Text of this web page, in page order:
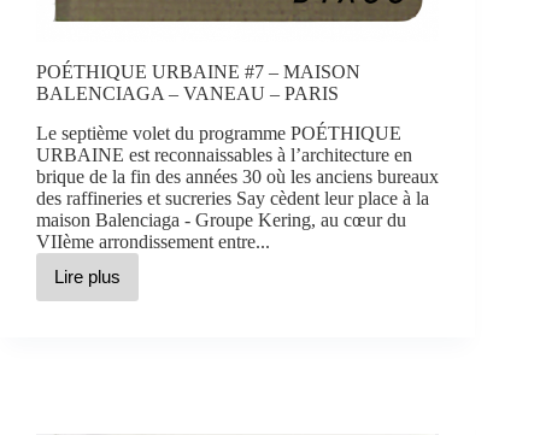
POÉTHIQUE URBAINE #7 – MAISON
BALENCIAGA – VANEAU – PARIS
Le septième volet du programme POÉTHIQUE
URBAINE est reconnaissables à l’architecture en
brique de la fin des années 30 où les anciens bureaux
des raffineries et sucreries Say cèdent leur place à la
maison Balenciaga - Groupe Kering, au cœur du
VIIème arrondissement entre...
Lire plus